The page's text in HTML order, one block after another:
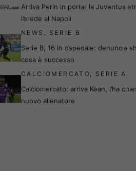
Arriva Perin in porta: la Juventus
l’erede al Napoli
NEWS , SERIE B
Serie B, 16 in ospedale: denuncia
cosa è successo
CALCIOMERCATO, SERIE A
Calciomercato: arriva Kean, l’ha
nuovo allenatore